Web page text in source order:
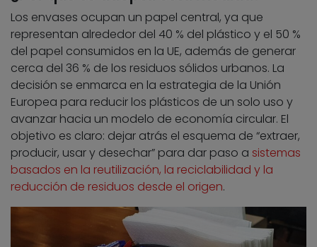
Los envases ocupan un papel central, ya que
representan alrededor del 40 % del plástico y el 50 %
del papel consumidos en la UE, además de generar
cerca del 36 % de los residuos sólidos urbanos. La
decisión se enmarca en la estrategia de la Unión
Europea para reducir los plásticos de un solo uso y
avanzar hacia un modelo de economía circular. El
objetivo es claro: dejar atrás el esquema de “extraer,
producir, usar y desechar” para dar paso a sistemas
basados en la reutilización, la reciclabilidad y la
reducción de residuos desde el origen.